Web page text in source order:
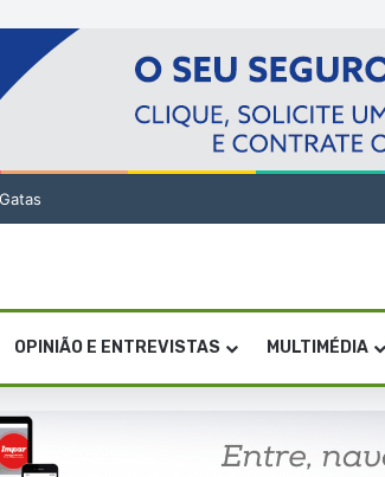
OPINIÃO E ENTREVISTAS MULTIMÉDIA